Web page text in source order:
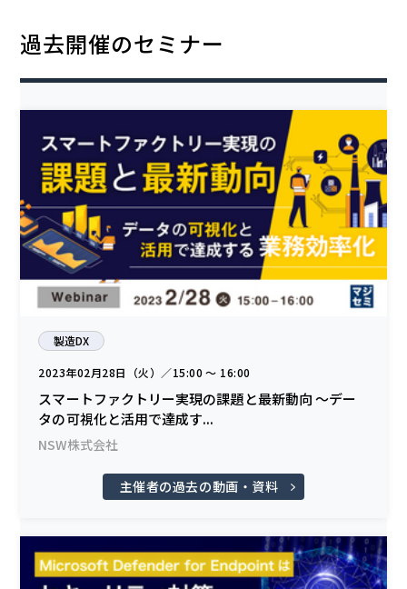
過去開催のセミナー
製造DX
2023年02月28日（火）／15:00 〜 16:00
スマートファクトリー実現の課題と最新動向 ～デー
タの可視化と活用で達成す...
NSW株式会社
主催者の過去の動画・資料